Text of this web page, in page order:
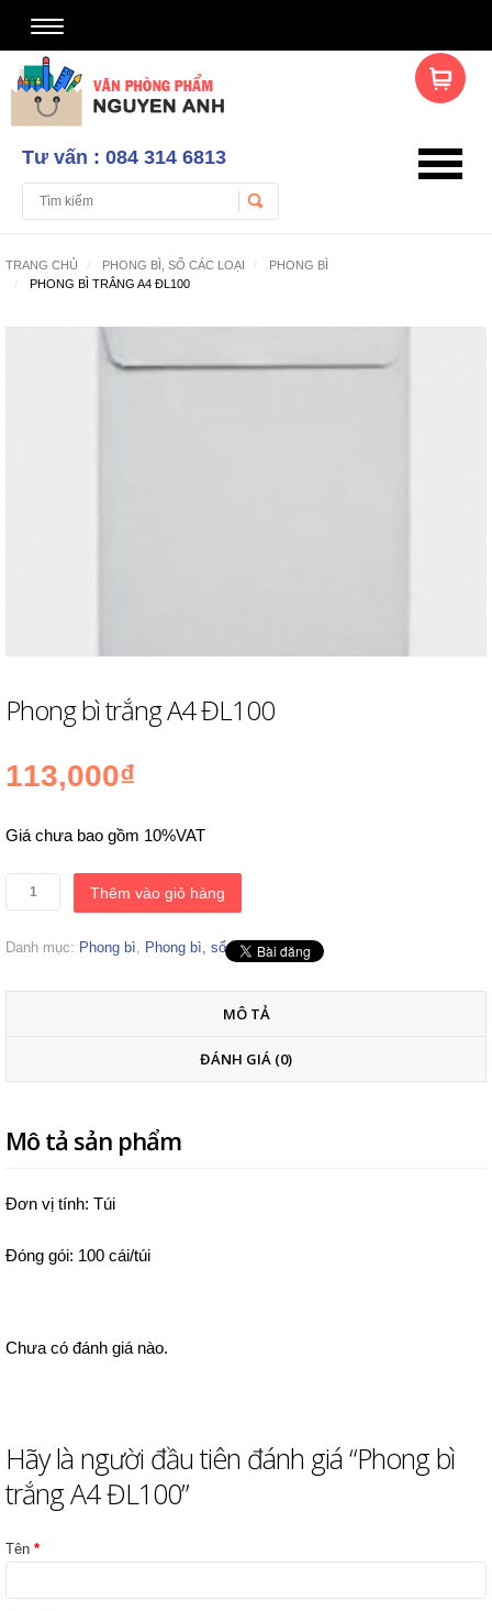
Tư vấn : 084 314 6813
TRANG CHỦ PHONG BÌ, SỔ CÁC LOẠI
PHONG BÌ
PHONG BÌ TRẮNG A4 ĐL100
Phong bì trắng A4 ĐL100
113,000₫
Giá chưa bao gồm 10%VAT
Thêm vào giỏ hàng
Danh mục: Phong bì, Phong bì, sổ các loại .
MÔ TẢ
ĐÁNH GIÁ (0)
Mô tả sản phẩm
Đơn vị tính: Túi
Đóng gói: 100 cái/túi
Chưa có đánh giá nào.
Hãy là người đầu tiên đánh giá “Phong bì
trắng A4 ĐL100”
Tên *